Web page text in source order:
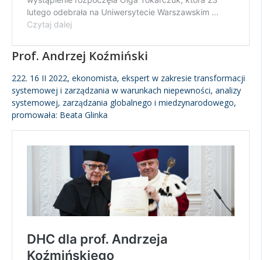
Prof. Andrzej Koźmiński
222. 16 II 2022, ekonomista, ekspert w zakresie transformacji
systemowej i zarządzania w warunkach niepewności, analizy
systemowej, zarządzania globalnego i miedzynarodowego,
promowała: Beata Glinka